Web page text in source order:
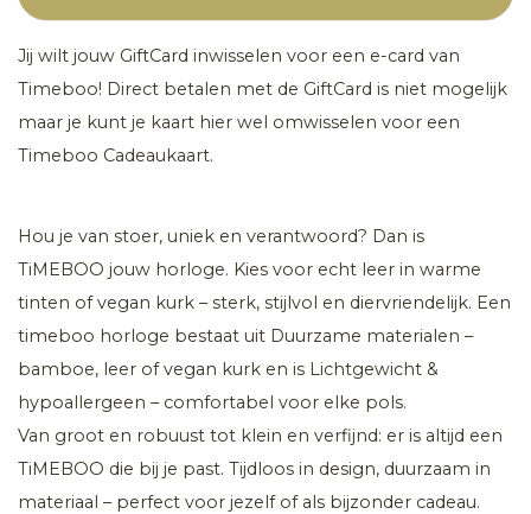
Jij wilt jouw GiftCard inwisselen voor een e-card van
Timeboo! Direct betalen met de GiftCard is niet mogelijk
maar je kunt je kaart hier wel omwisselen voor een
Timeboo Cadeaukaart.
Hou je van stoer, uniek en verantwoord? Dan is
TiMEBOO jouw horloge. Kies voor echt leer in warme
tinten of vegan kurk – sterk, stijlvol en diervriendelijk. Een
timeboo horloge bestaat uit Duurzame materialen –
bamboe, leer of vegan kurk en is Lichtgewicht &
hypoallergeen – comfortabel voor elke pols.
Van groot en robuust tot klein en verfijnd: er is altijd een
TiMEBOO die bij je past. Tijdloos in design, duurzaam in
materiaal – perfect voor jezelf of als bijzonder cadeau.